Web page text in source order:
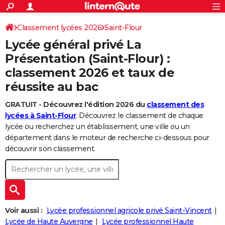
ACTUALITÉS
Politique
Société
Faits Divers
Education
Monde
Villes
+
SPORT
Coupe du monde 2026
Football
Tennis
Cyclisme
Rugby
Forum
CULTURE
Programme TV
TNT
Streaming
Cinéma
Sorties cinéma
Musique
+
FINANCE
Retraite
Impôts
Epargne
Immobilier
Risques naturels par ville
Banque
Assurance
Crédit
AUTO
Essais
Réserver un essai
Citadines
Berlines
SUV
Forum auto
HIGH-TECH
Mobiles
Meilleur smartphone
Internet
Ordinateurs
Jeux vidéo
Guide high-tech
+BRICOLAGE
Forum
Aménagement intérieur
Extérieur
Cuisine
Salle de bains
Jardinage
Rangement
+
Guides de France
Escapades
Patrimoine
Expositions
Musées
Week-end nature
Art de vivre
Bien-être
Loisirs
Mode
Modes de vie
SANTE
Alimentation
Guide de la santé
Maladies
Médicaments
Sommeil
VOYAGE
S'inscrire
Connexion
Classement lycées 2026 Saint-Flour
Lycée général privé La
Présentation (Saint-Flour) :
classement 2026 et taux de
réussite au bac
GRATUIT - Découvrez l'édition 2026 du classement des
lycées à Saint-Flour. Découvrez le classement de chaque
lycée ou recherchez un établissement, une ville ou un
département dans le moteur de recherche ci-dessous pour
découvrir son classement.
Voir aussi : Lycée professionnel agricole privé Saint-Vincent
Lycée de Haute Auvergne
Lycée professionnel Haute